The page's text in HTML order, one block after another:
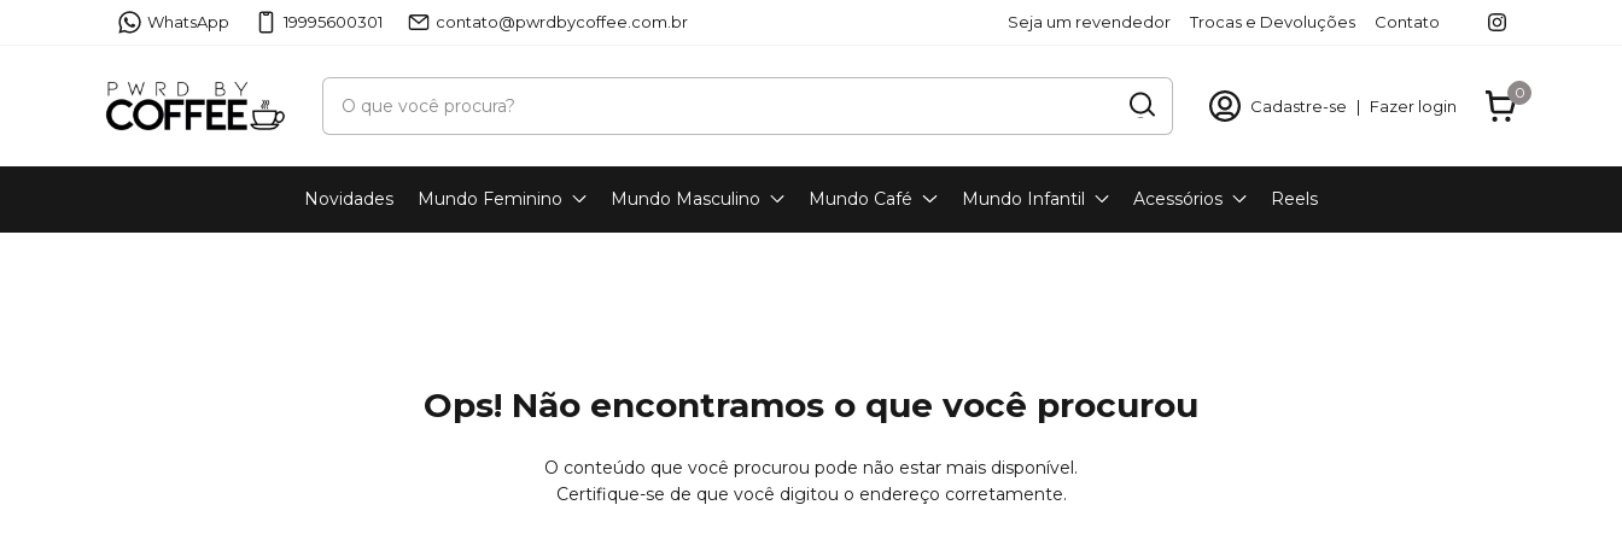
WhatsApp 19995600301 contato@pwrdbycoffee.com.br Seja um revendedor Trocas e Devoluções Contato
Cadastre-se | Fazer login
0
Novidades Mundo Feminino Mundo Masculino Mundo Café Mundo Infantil Acessórios Reels
Ops! Não encontramos o que você procurou
O conteúdo que você procurou pode não estar mais disponível.
Certifique-se de que você digitou o endereço corretamente.